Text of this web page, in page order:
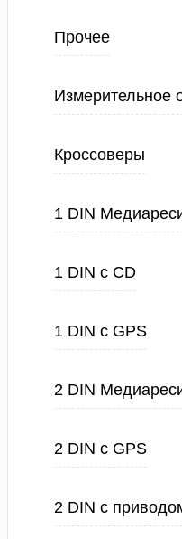
Прочее
Измерительное
Кроссоверы
1 DIN
1 DIN с CD
1 DIN с GPS
2 DIN
2 DIN с GPS
2 DIN с